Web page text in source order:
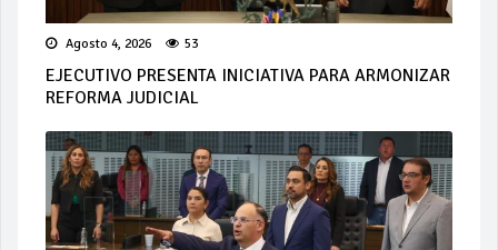
Agosto 4, 2026 53
EJECUTIVO PRESENTA INICIATIVA PARA ARMONIZAR
REFORMA JUDICIAL